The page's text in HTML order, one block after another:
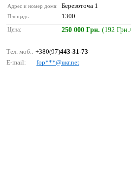
Адрес и номер дома: Березоточа 1
Площадь: 1300
Цена: 250 000 Грн. (192
Тел. моб.: +380(97)443-31-73
E-mail:
fор***@uкr.nеt